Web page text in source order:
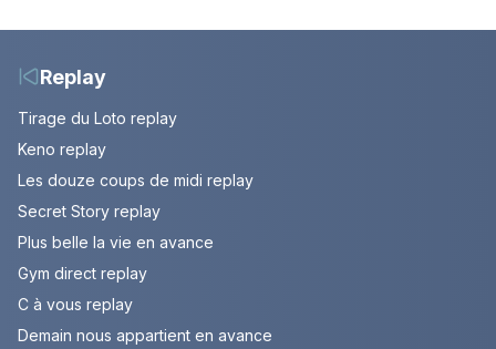
10 août 2026 (spoiler)
Replay
Tirage du Loto replay
Keno replay
Les douze coups de midi replay
Secret Story replay
Plus belle la vie en avance
Gym direct replay
C à vous replay
Demain nous appartient en avance